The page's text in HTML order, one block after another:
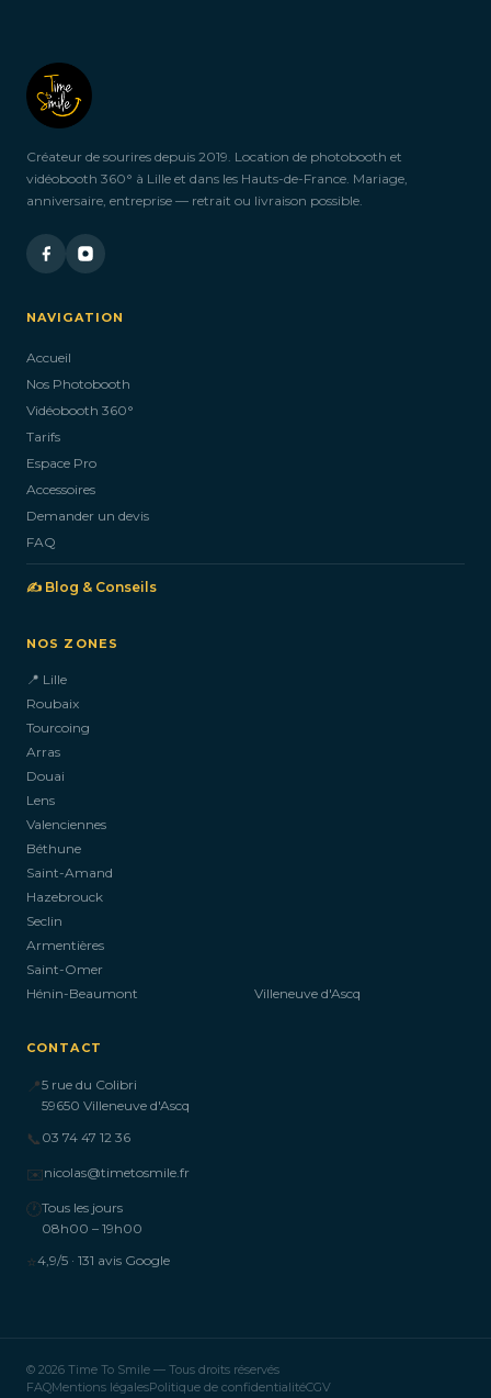
Créateur de sourires depuis 2019. Location de photobooth et
vidéobooth 360° à Lille et dans les Hauts-de-France. Mariage,
anniversaire, entreprise — retrait ou livraison possible.
NAVIGATION
Accueil
Nos Photobooth
Vidéobooth 360°
Tarifs
Espace Pro
Accessoires
Demander un devis
FAQ
✍️ Blog & Conseils
NOS ZONES
📍 Lille
Roubaix
Tourcoing
Arras
Douai
Lens
Valenciennes
Béthune
Saint-Amand
Hazebrouck
Seclin
Armentières
Saint-Omer
Hénin-Beaumont
Villeneuve d'Ascq
CONTACT
📍5 rue du Colibri
59650 Villeneuve d'Ascq
📞 03 74 47 12 36
✉️nicolas@timetosmile.fr
🕐Tous les jours
08h00 – 19h00
⭐4,9/5 · 131 avis Google
© 2026 Time To Smile — Tous droits réservés
FAQMentions légalesPolitique de confidentialitéCGV